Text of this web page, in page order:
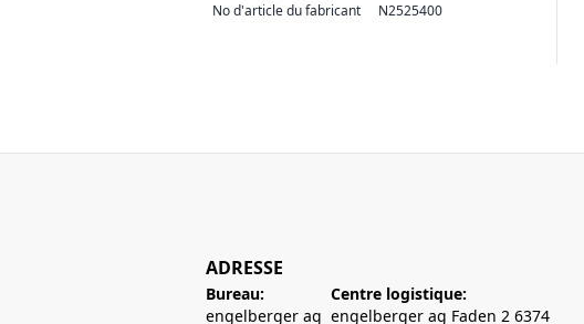
No d'article du fabricant
N2525400
ADRESSE
Bureau:
engelberger ag
Centre logistique:
engelberger ag Faden 2 6374